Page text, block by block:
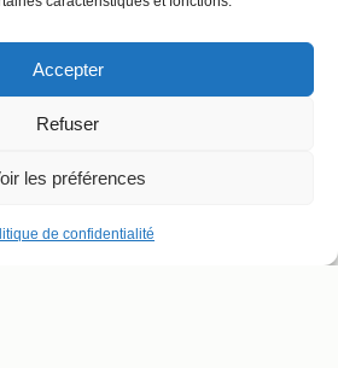
Accepter
Refuser
les préférences
de confidentialité